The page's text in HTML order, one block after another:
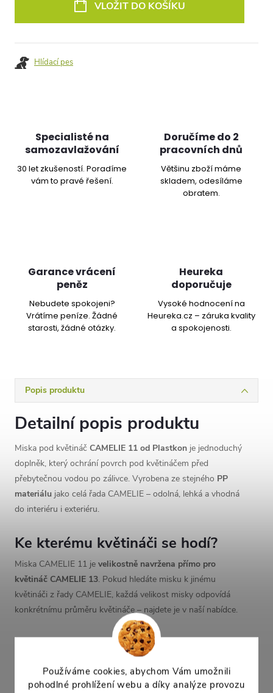
Používáme cookies, abychom Vám umožnili
pohodlné prohlížení webu a díky analýze provozu
VLOŽIT DO KOŠÍKU
Hlídací pes
Specialisté na
samozavlažování
30 let zkušeností. Poradíme
vám to pravé řešení.
Doručíme do 2
pracovních dnů
Většinu zboží máme
skladem, odesíláme
obratem.
Garance vrácení
peněz
Nebudete spokojeni?
Vrátíme peníze. Žádné
starosti, žádné otázky.
Heureka
doporučuje
Vysoké hodnocení na
Heureka.cz – záruka kvality
a spokojenosti.
Popis produktu
Detailní popis produktu
Miska pod květináč CAMELIE 11 od Plastkon je jednoduchý
doplněk, který ochrání povrch pod květináčem před
přebytečnou vodou po zálivce. Vyrobena ze stejného PP
materiálu jako celá řada CAMELIE – odolná, lehká a vhodná
do interiéru i exteriéru.
Ke kterému květináči se hodí?
Miska CAMELIE 11 je velikostně navržena přímo pro
květináč CAMELIE 13. Pokud hledáte misku k jinému
květináči z řady CAMELIE, každá velikost misky odpovídá
konkrétnímu průměru květináče – najdete je v naší nabídce.
Technické parametry
Průměr:
11,5 cm
Výška: 1,8 cm